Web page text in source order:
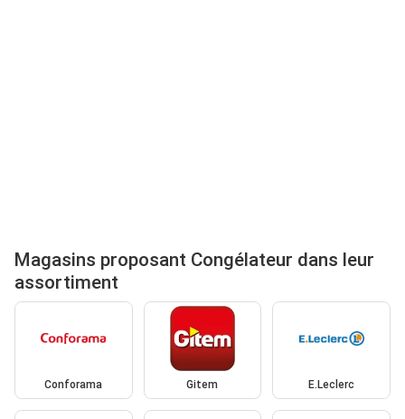
Magasins proposant Congélateur dans leur
assortiment
Conforama Gitem E.Leclerc